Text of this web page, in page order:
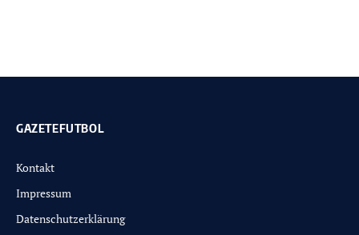
GAZETEFUTBOL
Kontakt
Impressum
Datenschutzerklärung